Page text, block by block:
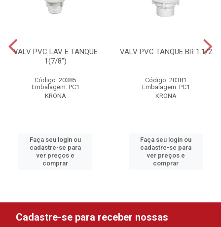
VALV PVC LAV E TANQUE
1(7/8”)
Código: 20385
Embalagem: PC1
KRONA
Faça seu login ou
cadastre-se para
ver preços e
comprar
VALV PVC TANQUE BR 1.1/2
Código: 20381
Embalagem: PC1
KRONA
Faça seu login ou
cadastre-se para
ver preços e
comprar
Cadastre-se para receber nossas